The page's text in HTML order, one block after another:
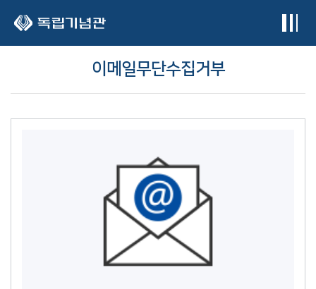
이메일무단수집거부